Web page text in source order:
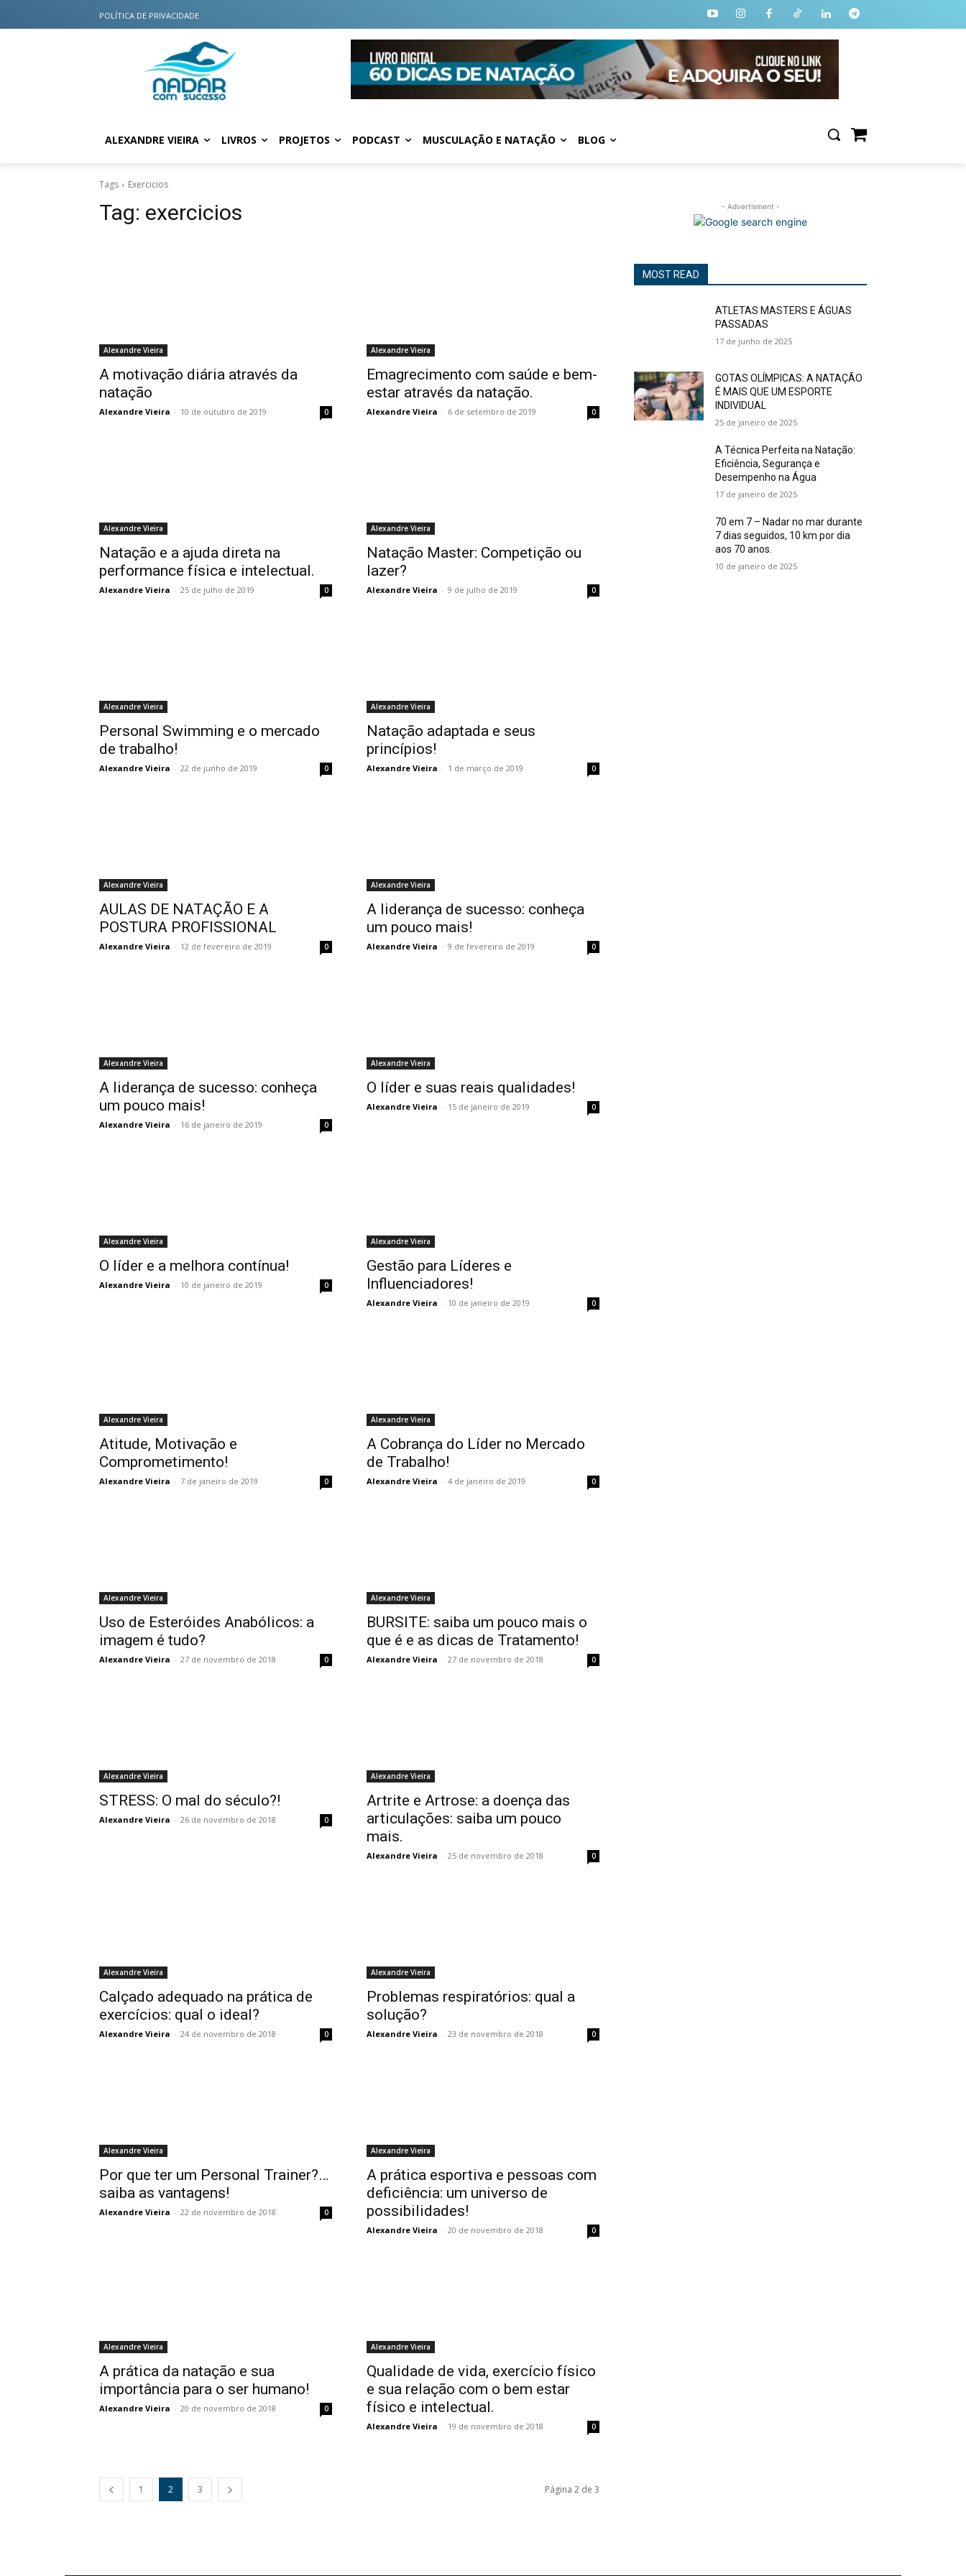
POLÍTICA DE PRIVACIDADE
ALEXANDRE VIEIRA LIVROS PROJETOS PODCAST MUSCULAÇÃO E NATAÇÃO BLOG
Tags Exercicios
Tag: exercicios
Alexandre Vieira
A motivação diária através da
natação
Alexandre Vieira - 10 de outubro de 2019 0
Alexandre Vieira
Emagrecimento com saúde e bem-
estar através da natação.
Alexandre Vieira - 6 de setembro de 2019 0
Alexandre Vieira
Natação e a ajuda direta na
performance física e intelectual.
Alexandre Vieira - 25 de julho de 2019 0
Alexandre Vieira
Natação Master: Competição ou
lazer?
Alexandre Vieira - 9 de julho de 2019 0
Alexandre Vieira
Personal Swimming e o mercado
de trabalho!
Alexandre Vieira - 22 de junho de 2019 0
Alexandre Vieira
Natação adaptada e seus
princípios!
Alexandre Vieira - 1 de março de 2019 0
Alexandre Vieira
AULAS DE NATAÇÃO E A
POSTURA PROFISSIONAL
Alexandre Vieira - 12 de fevereiro de 2019 0
Alexandre Vieira
A liderança de sucesso: conheça
um pouco mais!
Alexandre Vieira - 9 de fevereiro de 2019 0
Alexandre Vieira
A liderança de sucesso: conheça
um pouco mais!
Alexandre Vieira - 16 de janeiro de 2019 0
Alexandre Vieira
O líder e suas reais qualidades!
Alexandre Vieira - 15 de janeiro de 2019 0
Alexandre Vieira
O líder e a melhora contínua!
Alexandre Vieira - 10 de janeiro de 2019 0
Alexandre Vieira
Gestão para Líderes e
Influenciadores!
Alexandre Vieira - 10 de janeiro de 2019 0
Alexandre Vieira
Atitude, Motivação e
Comprometimento!
Alexandre Vieira - 7 de janeiro de 2019 0
Alexandre Vieira
A Cobrança do Líder no Mercado
de Trabalho!
Alexandre Vieira - 4 de janeiro de 2019 0
Alexandre Vieira
Uso de Esteróides Anabólicos: a
imagem é tudo?
Alexandre Vieira - 27 de novembro de 2018 0
Alexandre Vieira
BURSITE: saiba um pouco mais o
que é e as dicas de Tratamento!
Alexandre Vieira - 27 de novembro de 2018 0
Alexandre Vieira
STRESS: O mal do século?!
Alexandre Vieira - 26 de novembro de 2018 0
Alexandre Vieira
Artrite e Artrose: a doença das
articulações: saiba um pouco
mais.
Alexandre Vieira - 25 de novembro de 2018 0
Alexandre Vieira
Calçado adequado na prática de
exercícios: qual o ideal?
Alexandre Vieira - 24 de novembro de 2018 0
Alexandre Vieira
Problemas respiratórios: qual a
solução?
Alexandre Vieira - 23 de novembro de 2018 0
Alexandre Vieira
Por que ter um Personal Trainer?…
saiba as vantagens!
Alexandre Vieira - 22 de novembro de 2018 0
Alexandre Vieira
A prática esportiva e pessoas com
deficiência: um universo de
possibilidades!
Alexandre Vieira - 20 de novembro de 2018 0
Alexandre Vieira
A prática da natação e sua
importância para o ser humano!
Alexandre Vieira - 20 de novembro de 2018 0
Alexandre Vieira
Qualidade de vida, exercício físico
e sua relação com o bem estar
físico e intelectual.
Alexandre Vieira - 19 de novembro de 2018 0
1 2 3 Página 2 de 3
- Advertisment -
MOST READ
ATLETAS MASTERS E ÁGUAS
PASSADAS
17 de junho de 2025
GOTAS OLÍMPICAS: A NATAÇÃO
É MAIS QUE UM ESPORTE
INDIVIDUAL
25 de janeiro de 2025
A Técnica Perfeita na Natação:
Eficiência, Segurança e
Desempenho na Água
17 de janeiro de 2025
70 em 7 – Nadar no mar durante
7 dias seguidos, 10 km por dia
aos 70 anos.
10 de janeiro de 2025